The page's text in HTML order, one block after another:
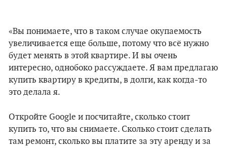
«Вы понимаете, что в таком случае окупаемость
увеличивается еще больше, потому что всё нужно
будет менять в этой квартире. И вы очень
интересно, однобоко рассуждаете. Я вам предлагаю
купить квартиру в кредиты, в долги, как когда-то
это делала я.
Откройте Google и посчитайте, сколько стоит
купить то, что вы снимаете. Сколько стоит сделать
там ремонт, сколько вы платите за эту аренду и за